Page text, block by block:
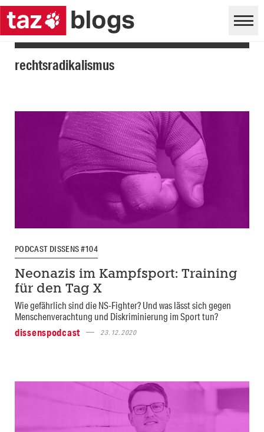
rechtsradikalismus
PODCAST DISSENS #104
Neonazis im Kampfsport: Training
für den Tag X
Wie gefährlich sind die NS-Fighter? Und was lässt sich gegen
Menschenverachtung und Diskriminierung im Sport tun?
dissenspodcast
23.12.2020